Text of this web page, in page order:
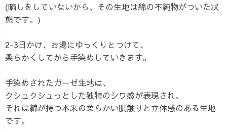
(晒しをしていないから、その生地は綿の不純物がついた状
態です。)
2-3日かけ、お湯にゆっくりとつけて、
柔らかくしてから手染めしていきます。
手染めされたガーゼ生地は、
クシュクシュっとした独特のシワ感が表現され、
それは綿が持つ本来の柔らかい肌触りと立体感のある生地
です。